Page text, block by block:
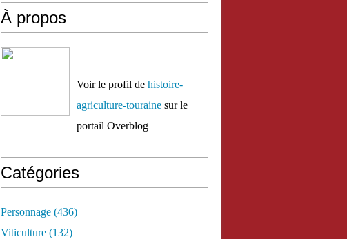
À propos
Voir le profil de histoire-
agriculture-touraine sur le
portail Overblog
Catégories
Personnage (436)
Viticulture (132)